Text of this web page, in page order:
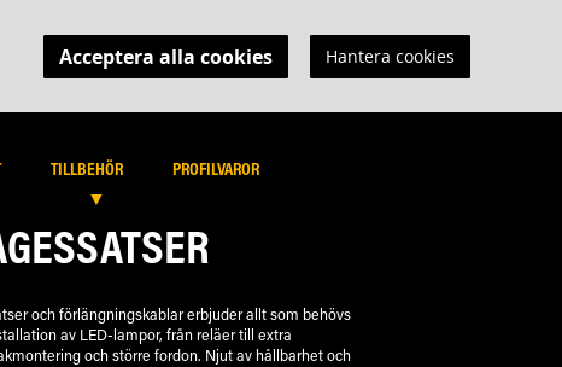
SÖK
MIN KUNDVAGN
TILLBEHÖR PROFILVAROR
och förlängningskablar erbjuder allt som behövs
av LED-lampor, från reläer till extra
och större fordon. Njut av hållbarhet och
Acceptera alla cookies Hantera cookies